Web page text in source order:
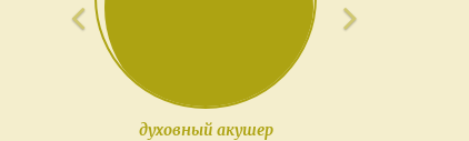
ведический астролог, коуч